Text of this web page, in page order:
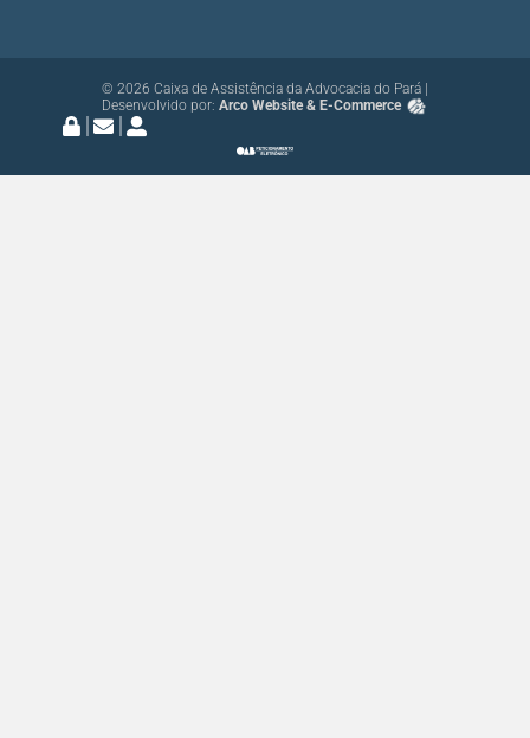
© 2026 Caixa de Assistência da Advocacia do Pará |
Desenvolvido por: Arco Website & E-Commerce